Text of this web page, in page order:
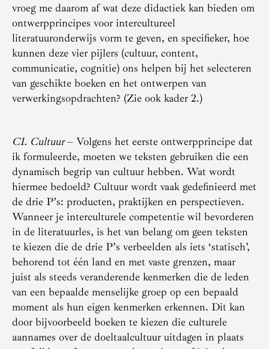
vroeg me daarom af wat deze didactiek kan bieden om
ontwerpprincipes voor intercultureel
literatuuronderwijs vorm te geven, en specifieker, hoe
kunnen deze vier pijlers (cultuur, content,
communicatie, cognitie) ons helpen bij het selecteren
van geschikte boeken en het ontwerpen van
verwerkingsopdrachten? (Zie ook kader 2.)
C1. Cultuur– Volgens het eerste ontwerpprincipe dat
ik formuleerde, moeten we teksten gebruiken die een
dynamisch begrip van cultuur hebben. Wat wordt
hiermee bedoeld? Cultuur wordt vaak gedefinieerd met
de drie P’s: producten, praktijken en perspectieven.
Wanneer je interculturele competentie wil bevorderen
in de literatuurles, is het van belang om geen teksten
te kiezen die de drie P’s verbeelden als iets ‘statisch’,
behorend tot één land en met vaste grenzen, maar
juist als steeds veranderende kenmerken die de leden
van een bepaalde menselijke groep op een bepaald
moment als hun eigen kenmerken erkennen. Dit kan
door bijvoorbeeld boeken te kiezen die culturele
aannames over de doeltaalcultuur uitdagen in plaats